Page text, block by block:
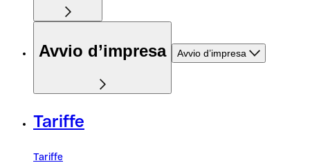
Avvio d’impresa Avvio d’impresa
Tariffe
Tariffe